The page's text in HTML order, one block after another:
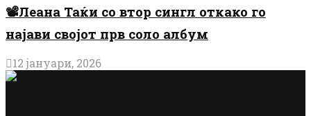
📽️Леана Таќи со втор сингл откако го
најави својот прв соло албум
12 јануари, 2026